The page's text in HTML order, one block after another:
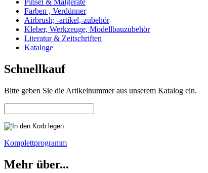
Pinsel & Malgeräte
Farben , Verdünner
Airbrush; -artikel,-zubehör
Kleber, Werkzeuge, Modellbauzubehör
Literatur & Zeitschriften
Kataloge
Schnellkauf
Bitte geben Sie die Artikelnummer aus unserem Katalog ein.
Komplettprogramm
Mehr über...